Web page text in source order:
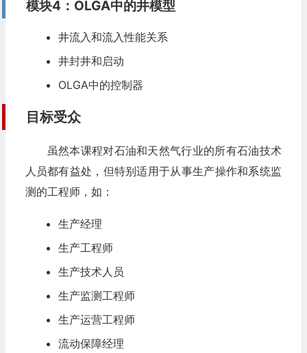
模块4：OLGA中的井模型
井流入和流入性能关系
井封井和启动
OLGA中的控制器
目标受众
虽然本课程对石油和天然气行业的所有石油技术
人员都有益处，但特别适用于从事生产操作和系统监
测的工程师，如：
生产经理
生产工程师
生产技术人员
生产监测工程师
生产运营工程师
流动保障经理